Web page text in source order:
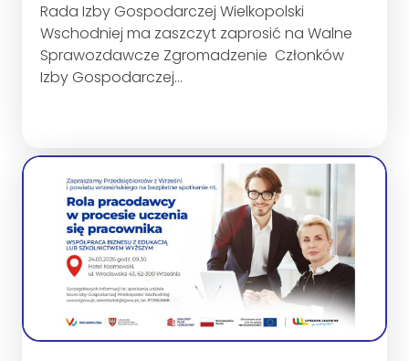
Rada Izby Gospodarczej Wielkopolski
Wschodniej ma zaszczyt zaprosić na Walne
Sprawozdawcze Zgromadzenie Członków
Izby Gospodarczej…